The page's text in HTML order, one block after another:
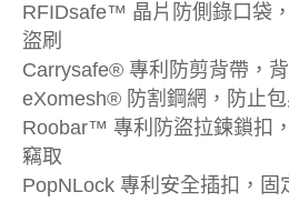
RFIDsafe™ 晶片防側錄口袋
盜刷
Carrysafe® 專利防剪背帶，
eXomesh® 防割鋼網，防止
Roobar™ 專利防盜拉鍊鎖扣
竊取
PopNLock 專利安全插扣，固